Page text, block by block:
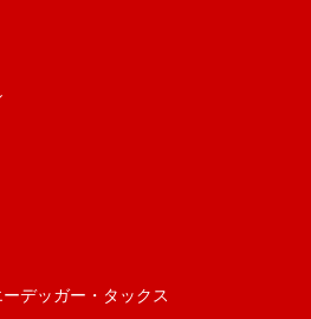
デッガー・タックス